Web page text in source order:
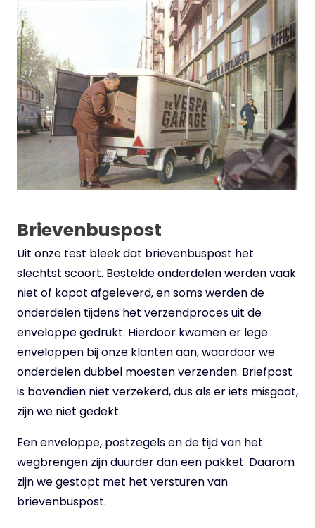
Brievenbuspost
Uit onze test bleek dat brievenbuspost het
slechtst scoort. Bestelde onderdelen werden vaak
niet of kapot afgeleverd, en soms werden de
onderdelen tijdens het verzendproces uit de
enveloppe gedrukt. Hierdoor kwamen er lege
enveloppen bij onze klanten aan, waardoor we
onderdelen dubbel moesten verzenden. Briefpost
is bovendien niet verzekerd, dus als er iets misgaat,
zijn we niet gedekt.
Een enveloppe, postzegels en de tijd van het
wegbrengen zijn duurder dan een pakket. Daarom
zijn we gestopt met het versturen van
brievenbuspost.